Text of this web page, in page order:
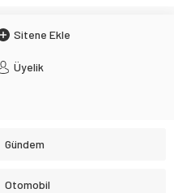
Sitene Ekle
Üyelik
Gündem
Otomobil